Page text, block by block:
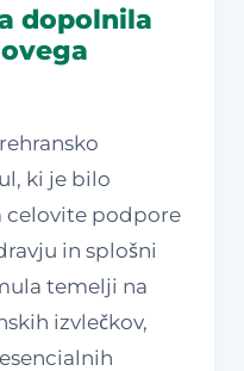
dopolnila
ki je bilo
celovite podpore
in splošni
temelji na
izvlečkov,